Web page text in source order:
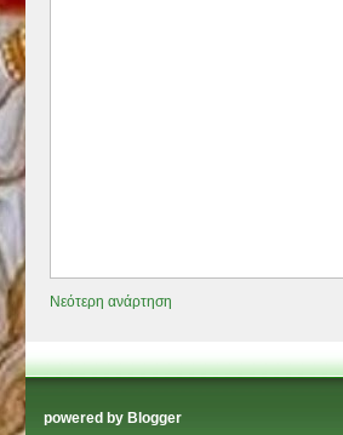
Νεότερη ανάρτηση
powered by Blogger